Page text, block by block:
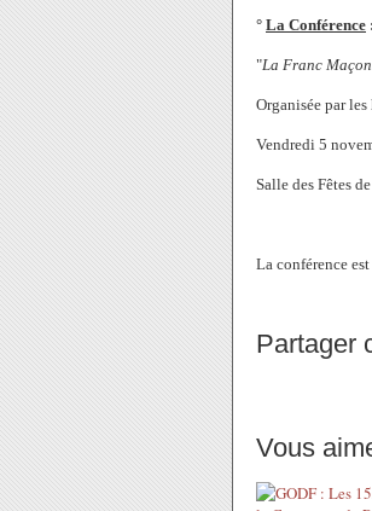
° La Conférence :
"La Franc
Organisée par
Vendredi 5
Salle des Fêtes
La conférence
Partager
Vous